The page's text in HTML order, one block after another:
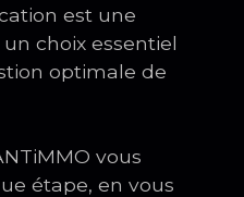
est une
choix essentiel
optimale de
vous
étape, en vous